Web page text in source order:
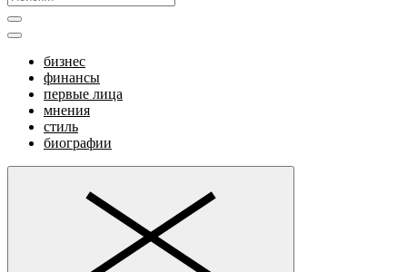
бизнес
финансы
первые лица
мнения
стиль
биографии